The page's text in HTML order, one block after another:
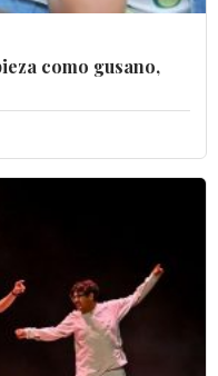
como gusano,